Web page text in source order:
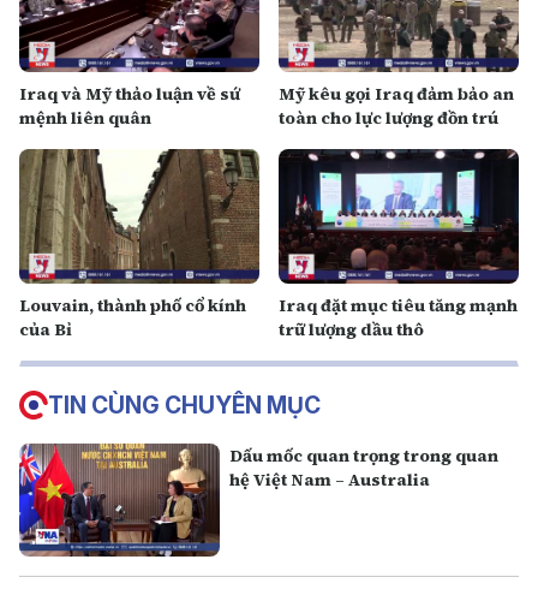
Iraq và Mỹ thảo luận về sứ
mệnh liên quân
Mỹ kêu gọi Iraq đảm bảo an
toàn cho lực lượng đồn trú
Louvain, thành phố cổ kính
của Bỉ
Iraq đặt mục tiêu tăng mạnh
trữ lượng dầu thô
TIN CÙNG CHUYÊN MỤC
Dấu mốc quan trọng trong quan
hệ Việt Nam – Australia